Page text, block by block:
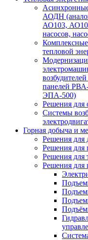
АОДН
АО103,
насосов,
тепловой
панелей
ЭПА-500)
Решения для
Системы
Горная добыча и
Решения для
Решения для
Решения для
Решения для